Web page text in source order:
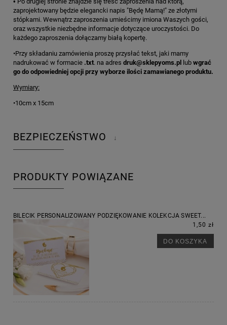
zaprojektowany będzie elegancki napis "Będę Mamą!" ze złotymi
stópkami. Wewnątrz zaproszenia umieścimy imiona Waszych gości,
oraz wszystkie niezbędne informacje dotyczące uroczystości. Do
każdego zaproszenia dołączamy białą kopertę.
•Przy składaniu zamówienia proszę przysłać tekst, jaki mamy
nadrukować w formacie .txt. na adres druk@sklepyoms.pl lub wgrać
go do odpowiedniej opcji przy wyborze ilości zamawianego produktu.
Wymiary:
•10cm x 15cm
BEZPIECZEŃSTWO ↓
PRODUKTY POWIĄZANE
BILECIK PERSONALIZOWANY PODZIĘKOWANIE KOLEKCJA SWEET...
1,50 zł
DO KOSZYKA